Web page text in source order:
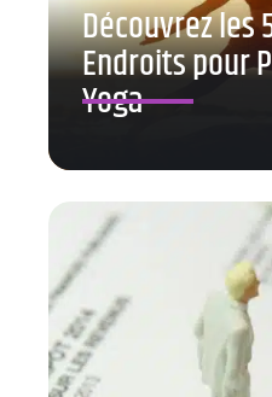
Découvrez les
Endroits pour
Yoga